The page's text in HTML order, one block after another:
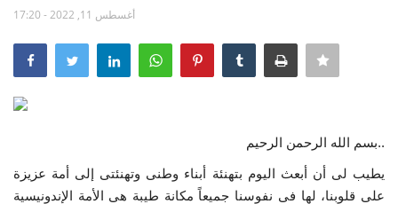
منتدى ناصر الدولي
فريق العمل
أغسطس 11, 2022 - 17:20
بسم الله الرحمن الرحيم..
يطيب لى أن أبعث اليوم بتهنئة أبناء وطنى وتهنئتى إلى أمة عزيزة
على قلوبنا، لها فى نفوسنا جميعاً مكانة طيبة هى الأمة الإندونيسية